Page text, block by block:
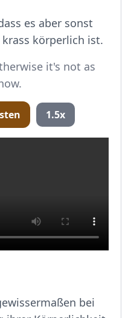
es aber sonst
körperlich ist.
it's not as
1.5x
bei